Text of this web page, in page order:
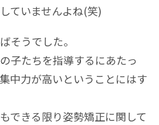
ていませんよね(笑)
そうでした。
子たちを指導するにあたっ
中力が高いということにはす
できる限り姿勢矯正に関して